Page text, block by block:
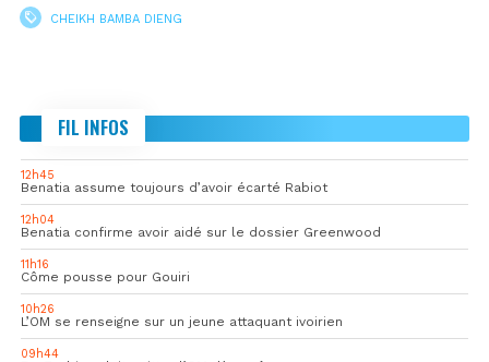
CHEIKH BAMBA DIENG
FIL INFOS
12h45
Benatia assume toujours d’avoir écarté Rabiot
12h04
Benatia confirme avoir aidé sur le dossier Greenwood
11h16
Côme pousse pour Gouiri
10h26
L’OM se renseigne sur un jeune attaquant ivoirien
09h44